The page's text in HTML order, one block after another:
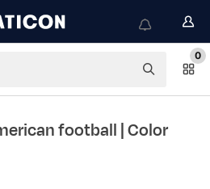
0
football | Color